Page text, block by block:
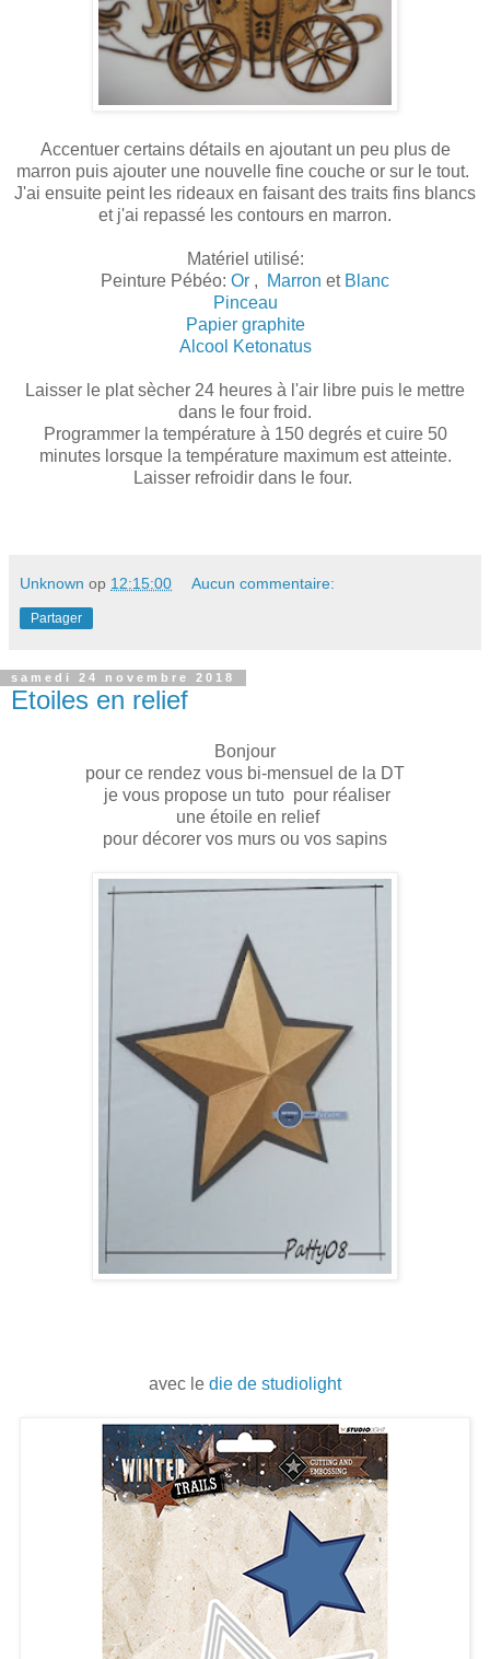
Accentuer certains détails en ajoutant un peu plus de
marron puis ajouter une nouvelle fine couche or sur le tout.
J'ai ensuite peint les rideaux en faisant des traits fins blancs
et j'ai repassé les contours en marron.
Matériel utilisé:
Peinture Pébéo: Or , Marron et Blanc
Pinceau
Papier graphite
Alcool Ketonatus
Laisser le plat sècher 24 heures à l'air libre puis le mettre
dans le four froid.
Programmer la température à 150 degrés et cuire 50
minutes lorsque la température maximum est atteinte.
Laisser refroidir dans le four.
Unknown op 12:15:00 Aucun commentaire:
Partager
samedi 24 novembre 2018
Etoiles en relief
Bonjour
pour ce rendez vous bi-mensuel de la DT
je vous propose un tuto pour réaliser
une étoile en relief
pour décorer vos murs ou vos sapins
avec le die de studiolight